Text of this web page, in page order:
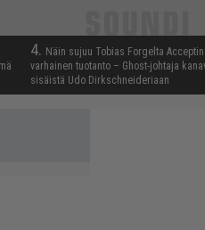
4. Näin sujuu Tobias Forgelta Acceptin
varhainen tuotanto – Ghost-johtaja
sisäistä Udo Dirkschneideriaan